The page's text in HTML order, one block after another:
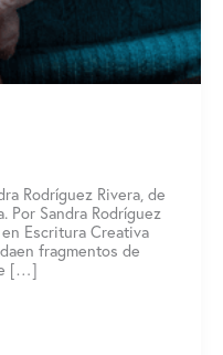
Rodríguez Rivera, de
Por Sandra Rodríguez
Escritura Creativa
fragmentos de
[…]